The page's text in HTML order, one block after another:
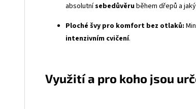
absolutnísebedůvěruběhem dřepů a
Ploché švy pro komfort bez otlaků:
intenzivním cvičení.
Využití a pro koho jsou